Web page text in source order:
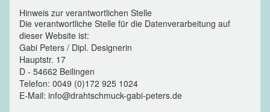
Hinweis zur verantwortlichen Stelle
Die verantwortliche Stelle für die Datenverarbeitung auf
dieser Website ist:
Gabi Peters / Dipl. Designerin
Hauptstr. 17
D - 54662 Beilingen
Telefon: 0049 (0)172 925 1024
E-Mail: info@drahtschmuck-gabi-peters.de